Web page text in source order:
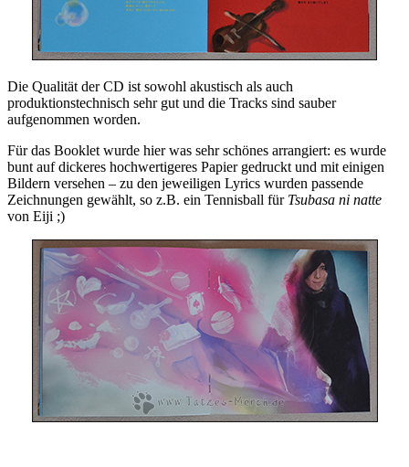
Die Qualität der CD ist sowohl akustisch als auch
produktionstechnisch sehr gut und die Tracks sind sauber
aufgenommen worden.
Für das Booklet wurde hier was sehr schönes arrangiert: es wurde
bunt auf dickeres hochwertigeres Papier gedruckt und mit einigen
Bildern versehen – zu den jeweiligen Lyrics wurden passende
Zeichnungen gewählt, so z.B. ein Tennisball für Tsubasa ni natte
von Eiji ;)